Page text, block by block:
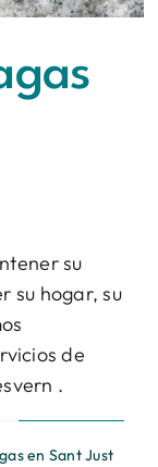
su
su hogar, su
de
.
en Sant Just